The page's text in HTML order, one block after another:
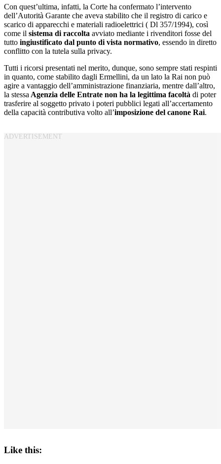
Con quest’ultima, infatti, la Corte ha confermato l’intervento
dell’Autorità Garante che aveva stabilito che il registro di carico e
scarico di apparecchi e materiali radioelettrici ( Dl 357/1994), così
come il sistema di raccolta avviato mediante i rivenditori fosse del
tutto ingiustificato dal punto di vista normativo, essendo in diretto
conflitto con la tutela sulla privacy.
Tutti i ricorsi presentati nel merito, dunque, sono sempre stati respinti
in quanto, come stabilito dagli Ermellini, da un lato la Rai non può
agire a vantaggio dell’amministrazione finanziaria, mentre dall’altro,
la stessa Agenzia delle Entrate non ha la legittima facoltà di poter
trasferire al soggetto privato i poteri pubblici legati all’accertamento
della capacità contributiva volto all’imposizione del canone Rai.
Like this: